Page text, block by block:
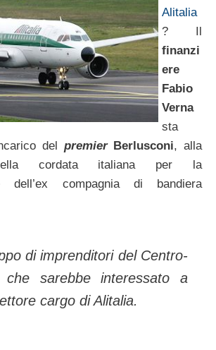
Alitalia
? Il
finanzi
ere
Fabio
Verna
sta
del premierBerlusconi, alla
cordata italiana per la
dell’ex compagnia di bandiera
di imprenditori del Centro-
sarebbe interessato a
cargo di Alitalia.